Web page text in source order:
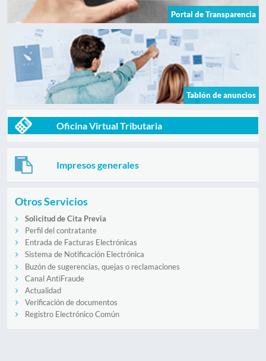
Portal de Transparencia
Tablón de anuncios
Oficina Virtual Tributaria
Impresos generales
Otros Servicios
Solicitud de Cita Previa
Perfil del contratante
Entrada de Facturas Electrónicas
Sistema de Notificación Electrónica
Buzón de sugerencias, quejas o reclamaciones
Canal AntiFraude
Actualidad
Verificación de documentos
Registro Electrónico Común